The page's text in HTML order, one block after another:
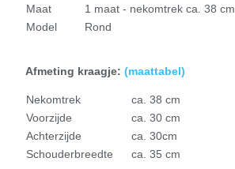
Maat
1 maat - nekomtrek ca. 38 cm
Model
Rond
Afmeting kraagje: (maattabel)
Nekomtrek
ca. 38 cm
Voorzijde
ca. 30 cm
Achterzijde
ca. 30cm
Schouderbreedte
ca. 35 cm